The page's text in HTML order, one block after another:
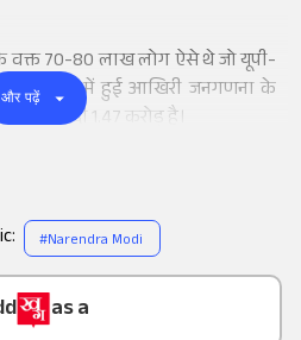
as a
Source on
वक्त 70-80 लाख लोग ऐसे थे जो यूपी-
बसे। 2017 में हुई आखिरी जनगणना के
की आबादी 1.47 करोड़ है।
और पढ़ें
#Narendra Modi